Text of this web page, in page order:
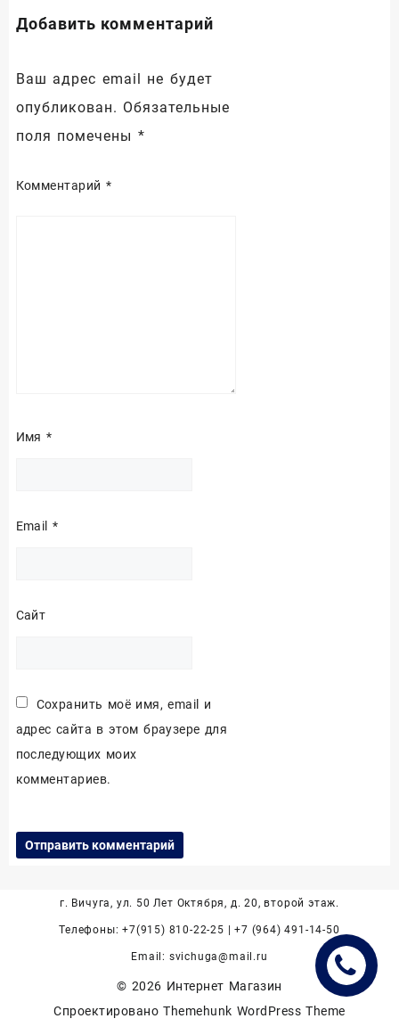
Добавить комментарий
Ваш адрес email не будет
опубликован. Обязательные
поля помечены *
Комментарий *
Имя*
Email *
Сайт
Сохранить моё имя, email и
адрес сайта в этом браузере для
последующих моих
комментариев.
г. Вичуга, ул. 50 Лет Октября, д. 20, второй этаж.
Телефоны: +7(915) 810-22-25 | +7 (964) 491-14-50
Email: svichuga@mail.ru
© 2026 Интернет Магазин
Спроектировано Themehunk WordPress Theme